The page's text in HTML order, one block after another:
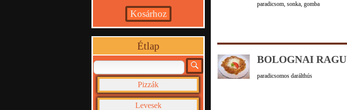
Étlap
Pizzák
Levesek
paradicsom, sonka, gomba
BOLOGNAI RAGU
paradicsomos darálthús